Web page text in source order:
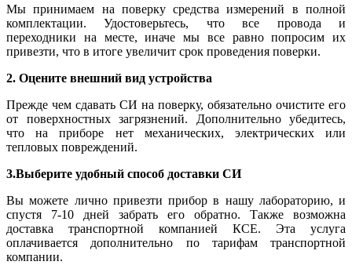
Мы принимаем на поверку средства измерений в полной
комплектации. Удостоверьтесь, что все провода и
переходники на месте, иначе мы все равно попросим их
привезти, что в итоге увеличит срок проведения поверки.
2. Оцените внешний вид устройства
Прежде чем сдавать СИ на поверку, обязательно очистите его
от поверхностных загрязнений. Дополнительно убедитесь,
что на приборе нет механических, электрических или
тепловых повреждений.
3.Выберите удобный способ доставки СИ
Вы можете лично привезти прибор в нашу лабораторию, и
спустя 7-10 дней забрать его обратно. Также возможна
доставка транспортной компанией КСЕ. Эта услуга
оплачивается дополнительно по тарифам транспортной
компании.